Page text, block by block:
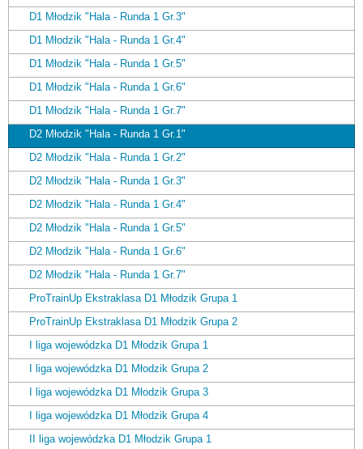
D1 Młodzik "Hala - Runda 1 Gr.3"
D1 Młodzik "Hala - Runda 1 Gr.4"
D1 Młodzik "Hala - Runda 1 Gr.5"
D1 Młodzik "Hala - Runda 1 Gr.6"
D1 Młodzik "Hala - Runda 1 Gr.7"
D2 Młodzik "Hala - Runda 1 Gr.1"
D2 Młodzik "Hala - Runda 1 Gr.2"
D2 Młodzik "Hala - Runda 1 Gr.3"
D2 Młodzik "Hala - Runda 1 Gr.4"
D2 Młodzik "Hala - Runda 1 Gr.5"
D2 Młodzik "Hala - Runda 1 Gr.6"
D2 Młodzik "Hala - Runda 1 Gr.7"
ProTrainUp Ekstraklasa D1 Młodzik Grupa 1
ProTrainUp Ekstraklasa D1 Młodzik Grupa 2
I liga wojewódzka D1 Młodzik Grupa 1
I liga wojewódzka D1 Młodzik Grupa 2
I liga wojewódzka D1 Młodzik Grupa 3
I liga wojewódzka D1 Młodzik Grupa 4
II liga wojewódzka D1 Młodzik Grupa 1